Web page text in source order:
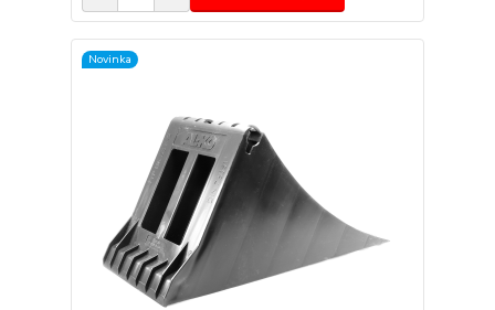
Novinka